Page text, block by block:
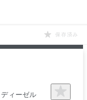
保存済み
ィーゼル